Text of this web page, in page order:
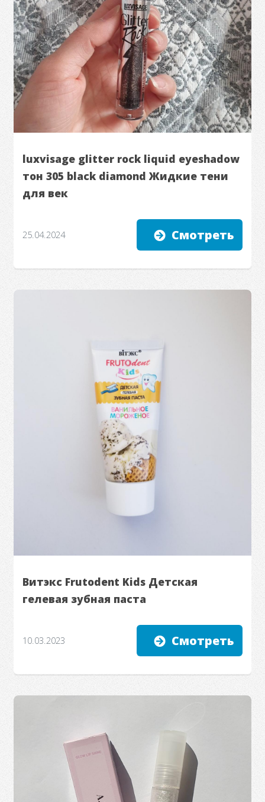
luxvisage glitter rock liquid eyeshadow
тон 305 black diamond Жидкие тени
для век
25.04.2024 Смотреть
Витэкс Frutodent Kids Детская
гелевая зубная паста
10.03.2023 Смотреть